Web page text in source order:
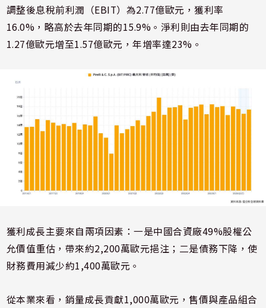
調整後息稅前利潤（EBIT）為2.77億歐元，獲利率
16.0%，略高於去年同期的15.9%。淨利則由去年同期的
1.27億歐元增至1.57億歐元，年增率達23%。
獲利成長主要來自兩項因素：一是中國合資廠49%股權公
允價值重估，帶來約2,200萬歐元挹注；二是債務下降，使
財務費用減少約1,400萬歐元。
從本業來看，銷量成長貢獻1,000萬歐元，售價與產品組合